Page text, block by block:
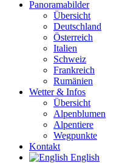
Panoramabilder
Übersicht
Deutschland
Österreich
Italien
Schweiz
Frankreich
Rumänien
Wetter & Infos
Übersicht
Alpenblumen
Alpentiere
Wegpunkte
Kontakt
English